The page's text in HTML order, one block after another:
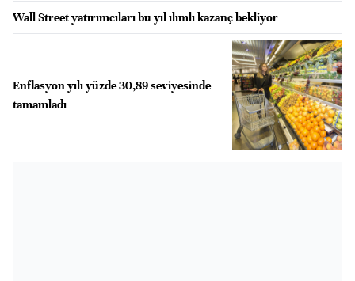
Wall Street yatırımcıları bu yıl ılımlı kazanç bekliyor
Enflasyon yılı yüzde 30,89 seviyesinde
tamamladı